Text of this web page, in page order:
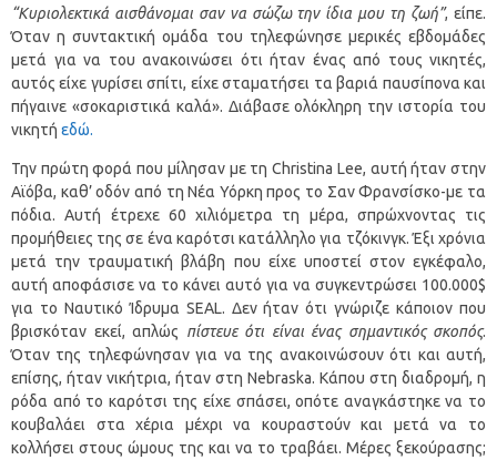
“Κυριολεκτικά αισθάνομαι σαν να σώζω την ίδια μου τη ζωή”, είπε.
Όταν η συντακτική ομάδα του τηλεφώνησε μερικές εβδομάδες
μετά για να του ανακοινώσει ότι ήταν ένας από τους νικητές,
αυτός είχε γυρίσει σπίτι, είχε σταματήσει τα βαριά παυσίπονα και
πήγαινε «σοκαριστικά καλά». Διάβασε ολόκληρη την ιστορία του
νικητή εδώ.
Την πρώτη φορά που μίλησαν με τη Christina Lee, αυτή ήταν στην
Αϊόβα, καθ’ οδόν από τη Νέα Υόρκη προς το Σαν Φρανσίσκο-με τα
πόδια. Αυτή έτρεχε 60 χιλιόμετρα τη μέρα, σπρώχνοντας τις
προμήθειες της σε ένα καρότσι κατάλληλο για τζόκινγκ. Έξι χρόνια
μετά την τραυματική βλάβη που είχε υποστεί στον εγκέφαλο,
αυτή αποφάσισε να το κάνει αυτό για να συγκεντρώσει 100.000$
για το Ναυτικό Ίδρυμα SEAL. Δεν ήταν ότι γνώριζε κάποιον που
βρισκόταν εκεί, απλώς πίστευε ότι είναι ένας σημαντικός σκοπός.
Όταν της τηλεφώνησαν για να της ανακοινώσουν ότι και αυτή,
επίσης, ήταν νικήτρια, ήταν στη Nebraska. Κάπου στη διαδρομή, η
ρόδα από το καρότσι της είχε σπάσει, οπότε αναγκάστηκε να το
κουβαλάει στα χέρια μέχρι να κουραστούν και μετά να το
κολλήσει στους ώμους της και να το τραβάει. Μέρες ξεκούρασης;